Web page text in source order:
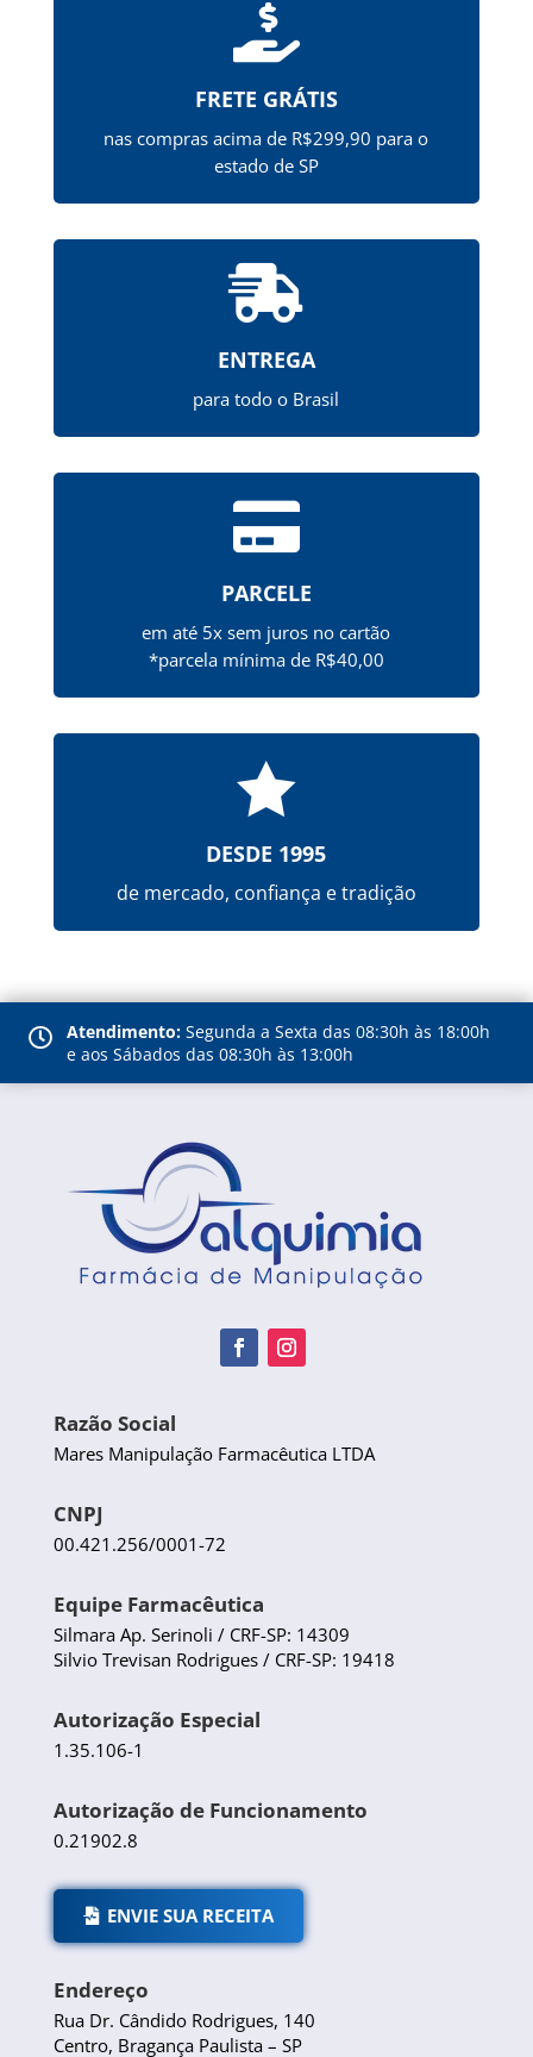

FRETE GRÁTIS
nas compras acima de R$299,90 para o
estado de SP

ENTREGA
para todo o Brasil

PARCELE
em até 5x sem juros no cartão
*parcela mínima de R$40,00

DESDE 1995
de mercado, confiança e tradição
 Atendimento: Segunda a Sexta das 08:30h às 18:00h
e aos Sábados das 08:30h às 13:00h
Razão Social
Mares Manipulação Farmacêutica LTDA
CNPJ
00.421.256/0001-72
Equipe Farmacêutica
Silmara Ap. Serinoli / CRF-SP: 14309
Silvio Trevisan Rodrigues / CRF-SP: 19418
Autorização Especial
1.35.106-1
Autorização de Funcionamento
0.21902.8
ENVIE SUA RECEITA
Endereço
Rua Dr. Cândido Rodrigues, 140
Centro, Bragança Paulista – SP